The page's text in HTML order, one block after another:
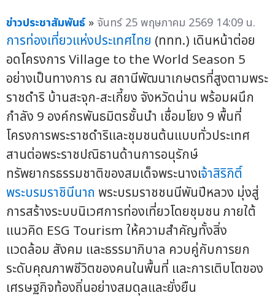
ข่าวประชาสัมพันธ์ » จันทร์ 25 พฤษภาคม 2569 14:09 น.
การท่องเที่ยวแห่งประเทศไทย (ททท.) เดินหน้าต่อย
อดโครงการ Village to the World Season 5
อย่างเป็นทางการ ณ สถานีพัฒนาเกษตรที่สูงตามพระ
ราชดำริ บ้านสะจุก-สะเกี้ยง จังหวัดน่าน พร้อมผนึก
กำลัง 9 องค์กรพันธมิตรชั้นนำ เชื่อมโยง 9 พื้นที่
โครงการพระราชดำริและชุมชนต้นแบบทั่วประเทศ
สานต่อพระราชปณิธานด้านการอนุรักษ์
ทรัพยากรธรรมชาติของสมเด็จพระนางเจ้าสิริกิติ์
พระบรมราชินีนาถ พระบรมราชชนนีพันปีหลวง มุ่งสู่
การสร้างระบบนิเวศการท่องเที่ยวโดยชุมชน ภายใต้
แนวคิด ESG Tourism ให้ความสำคัญทั้งสิ่ง
แวดล้อม สังคม และธรรมาภิบาล ควบคู่กับการยก
ระดับคุณภาพชีวิตของคนในพื้นที่ และการเติบโตของ
เศรษฐกิจท้องถิ่นอย่างสมดุลและยั่งยืน